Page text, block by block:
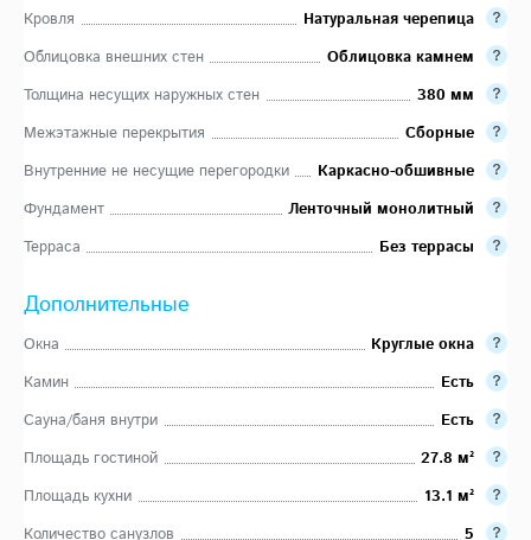
Кровля
Натуральная черепица
Облицовка внешних стен
Облицовка камнем
Толщина несущих наружных стен
380 мм
Межэтажные перекрытия
Сборные
Внутренние не несущие перегородки
Каркасно-обшивные
Фундамент
Ленточный монолитный
Терраса
Без террасы
Дополнительные
Окна
Круглые окна
Камин
Есть
Сауна/баня внутри
Есть
Площадь гостиной
27.8 м²
Площадь кухни
13.1 м²
Количество санузлов
5